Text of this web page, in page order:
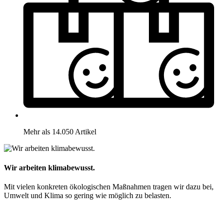
Mehr als 14.050 Artikel
Wir arbeiten klimabewusst.
Mit vielen konkreten ökologischen Maßnahmen tragen wir dazu bei,
Umwelt und Klima so gering wie möglich zu belasten.